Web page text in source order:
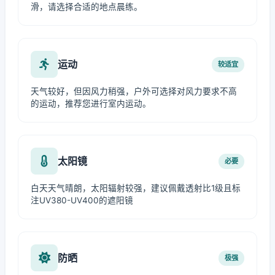
滑，请选择合适的地点晨练。
运动 较适宜
天气较好，但因风力稍强，户外可选择对风力要求不高
的运动，推荐您进行室内运动。
太阳镜 必要
白天天气晴朗，太阳辐射较强，建议佩戴透射比1级且标
注UV380-UV400的遮阳镜
防晒 极强